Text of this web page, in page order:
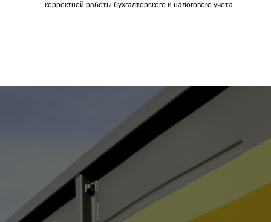
корректной работы бухгалтерского и налогового учета